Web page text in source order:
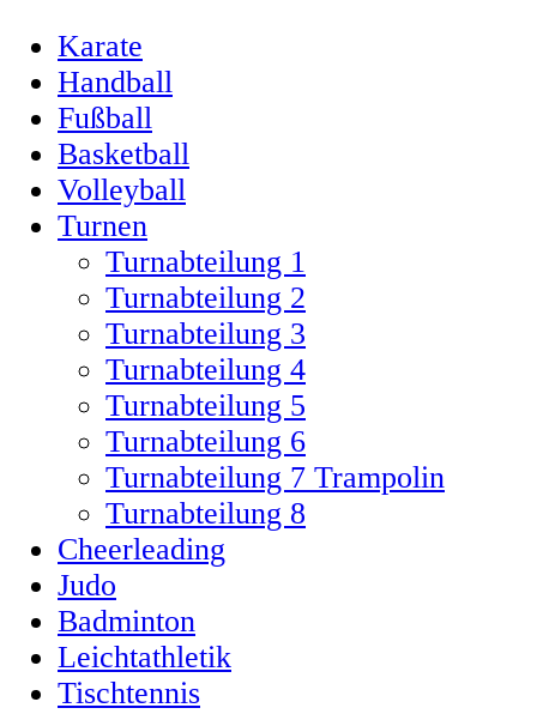
Karate
Handball
Fußball
Basketball
Volleyball
Turnen
Turnabteilung 1
Turnabteilung 2
Turnabteilung 3
Turnabteilung 4
Turnabteilung 5
Turnabteilung 6
Turnabteilung 7 Trampolin
Turnabteilung 8
Cheerleading
Judo
Badminton
Leichtathletik
Tischtennis